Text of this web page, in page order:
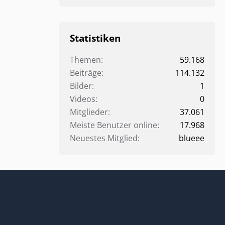
Statistiken
Themen
59.168
Beiträge
114.132
Bilder
1
Videos
0
Mitglieder
37.061
Meiste Benutzer online
17.968
Neuestes Mitglied
blueee